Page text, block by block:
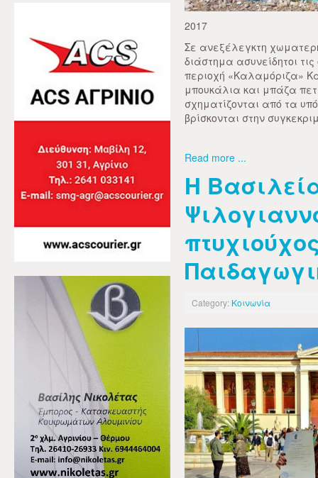
2017
Σε ανεξέλεγκτη
διάστημα ασυνείδητοι
περιοχή «Καλαμόριζα»
μπουκάλια και μπάζα
σχηματίζονται από τα
βρίσκονται στην
Read more ...
Η
Category: Κοινωνία